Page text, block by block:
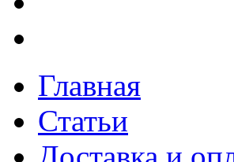
Главная
Статьи